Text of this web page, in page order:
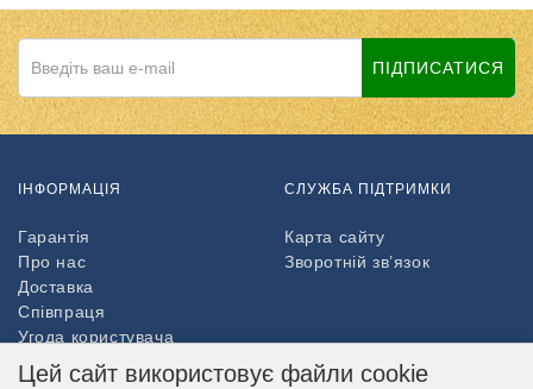
ПІДПИСАТИСЯ
ІНФОРМАЦІЯ
Гарантія
Про нас
Доставка
Співпраця
Угода користувача
Повернення товару
СЛУЖБА ПІДТРИМКИ
Карта сайту
Зворотній зв’язок
Цей сайт використовує файли cookie